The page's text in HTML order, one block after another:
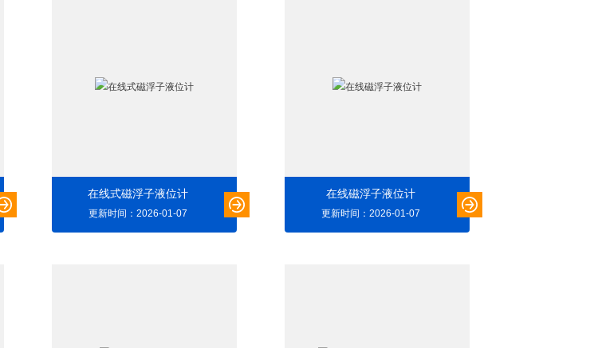
在线式磁浮子液位计
更新时间：2026-01-07
在线磁浮子液位计
更新时间：2026-01-07